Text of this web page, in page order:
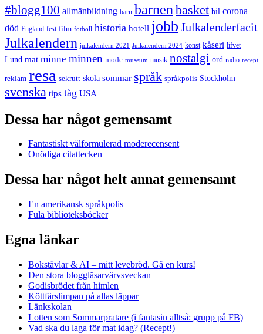
#blogg100 allmänbildning barn barnen basket bil corona
död England fest film fotboll historia hotell jobb Julkalenderfacit
Julkalendern julkalendern 2021 Julkalendern 2024 konst kåseri lifvet
Lund mat minne minnen mode museum musik nostalgi ord radio recept
reklam resa sekrutt skola sommar språk språkpolis Stockholm
svenska tips tåg USA
Dessa har något gemensamt
Fantastiskt välformulerad moderecensent
Onödiga citattecken
Dessa har något helt annat gemensamt
En amerikansk språkpolis
Fula biblioteksböcker
Egna länkar
Bokstävlar & AI – mitt levebröd. Gå en kurs!
Den stora bloggläsarvärvsveckan
Godisbrödet från himlen
Köttfärslimpan på allas läppar
Länkskolan
Lotten som Sommarpratare (i fantasin alltså: grupp på FB)
Vad ska du laga för mat idag? (Recept!)